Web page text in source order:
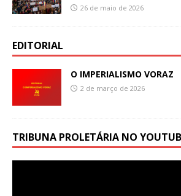
26 de maio de 2026
EDITORIAL
O IMPERIALISMO VORAZ
2 de março de 2026
TRIBUNA PROLETÁRIA NO